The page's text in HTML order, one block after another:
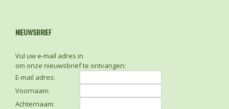
NIEUWSBRIEF
Vul uw e-mail adres in
om onze nieuwsbrief te ontvangen:
E-mail adres:
Voornaam:
Achternaam: